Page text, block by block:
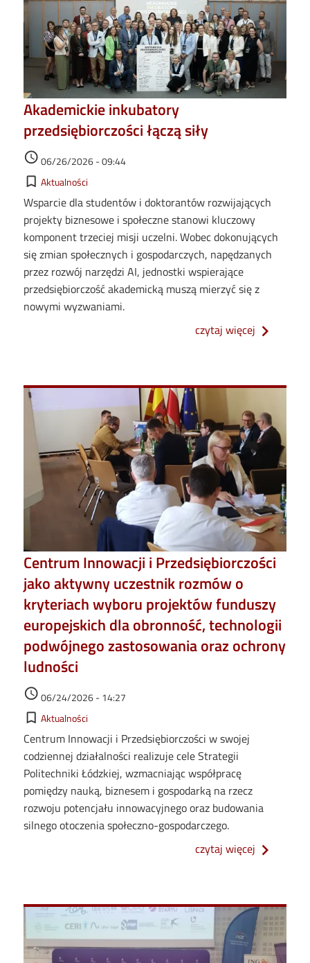
Akademickie inkubatory
przedsiębiorczości łączą siły
access_time 06/26/2026 - 09:44
bookmark_border Kategorie
Aktualności
Wsparcie dla studentów i doktorantów rozwijających
projekty biznesowe i społeczne stanowi kluczowy
komponent trzeciej misji uczelni. Wobec dokonujących
się zmian społecznych i gospodarczych, napędzanych
przez rozwój narzędzi AI, jednostki wspierające
przedsiębiorczość akademicką muszą mierzyć się z
nowymi wyzwaniami.
czytaj więcej o
Centrum Innowacji i Przedsiębiorczości
jako aktywny uczestnik rozmów o
kryteriach wyboru projektów funduszy
europejskich dla obronność, technologii
podwójnego zastosowania oraz ochrony
ludności
access_time 06/24/2026 - 14:27
bookmark_border Kategorie
Aktualności
Centrum Innowacji i Przedsiębiorczości w swojej
codziennej działalności realizuje cele Strategii
Politechniki Łódzkiej, wzmacniając współpracę
pomiędzy nauką, biznesem i gospodarką na rzecz
rozwoju potencjału innowacyjnego oraz budowania
silnego otoczenia społeczno-gospodarczego.
czytaj więcej o